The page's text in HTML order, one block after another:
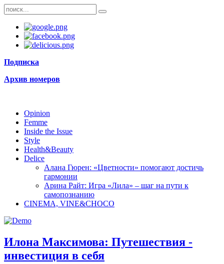
Подписка
Архив номеров
Opinion
Femme
Inside the Issue
Style
Health&Beauty
Delice
Алана Гюрен: «Цветности» помогают достичь
гармонии
Арина Райт: Игра «Лила» – шаг на пути к
самопознанию
CINEMA, VINE&CHOCO
Илона Максимова: Путешествия -
инвестиция в себя